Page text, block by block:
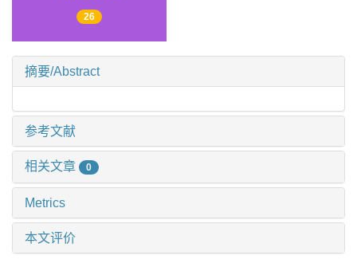
26
摘要/Abstract
参考文献
相关文章 0
Metrics
本文评价